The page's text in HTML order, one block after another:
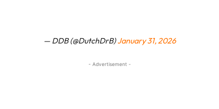
— DDB (@DutchDrB)January 31, 2026
- Advertisement -